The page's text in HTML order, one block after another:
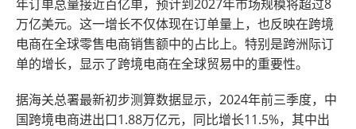
年订单总量接近百亿单，预计到2027年市场规模将超过8
万亿美元。这一增长不仅体现在订单量上，也反映在跨境
电商在全球零售电商销售额中的占比上。特别是跨洲际订
单的增长，显示了跨境电商在全球贸易中的重要性。
据海关总署最新初步测算数据显示，2024年前三季度，中
国跨境电商进出口1.88万亿元，同比增长11.5%，其中出